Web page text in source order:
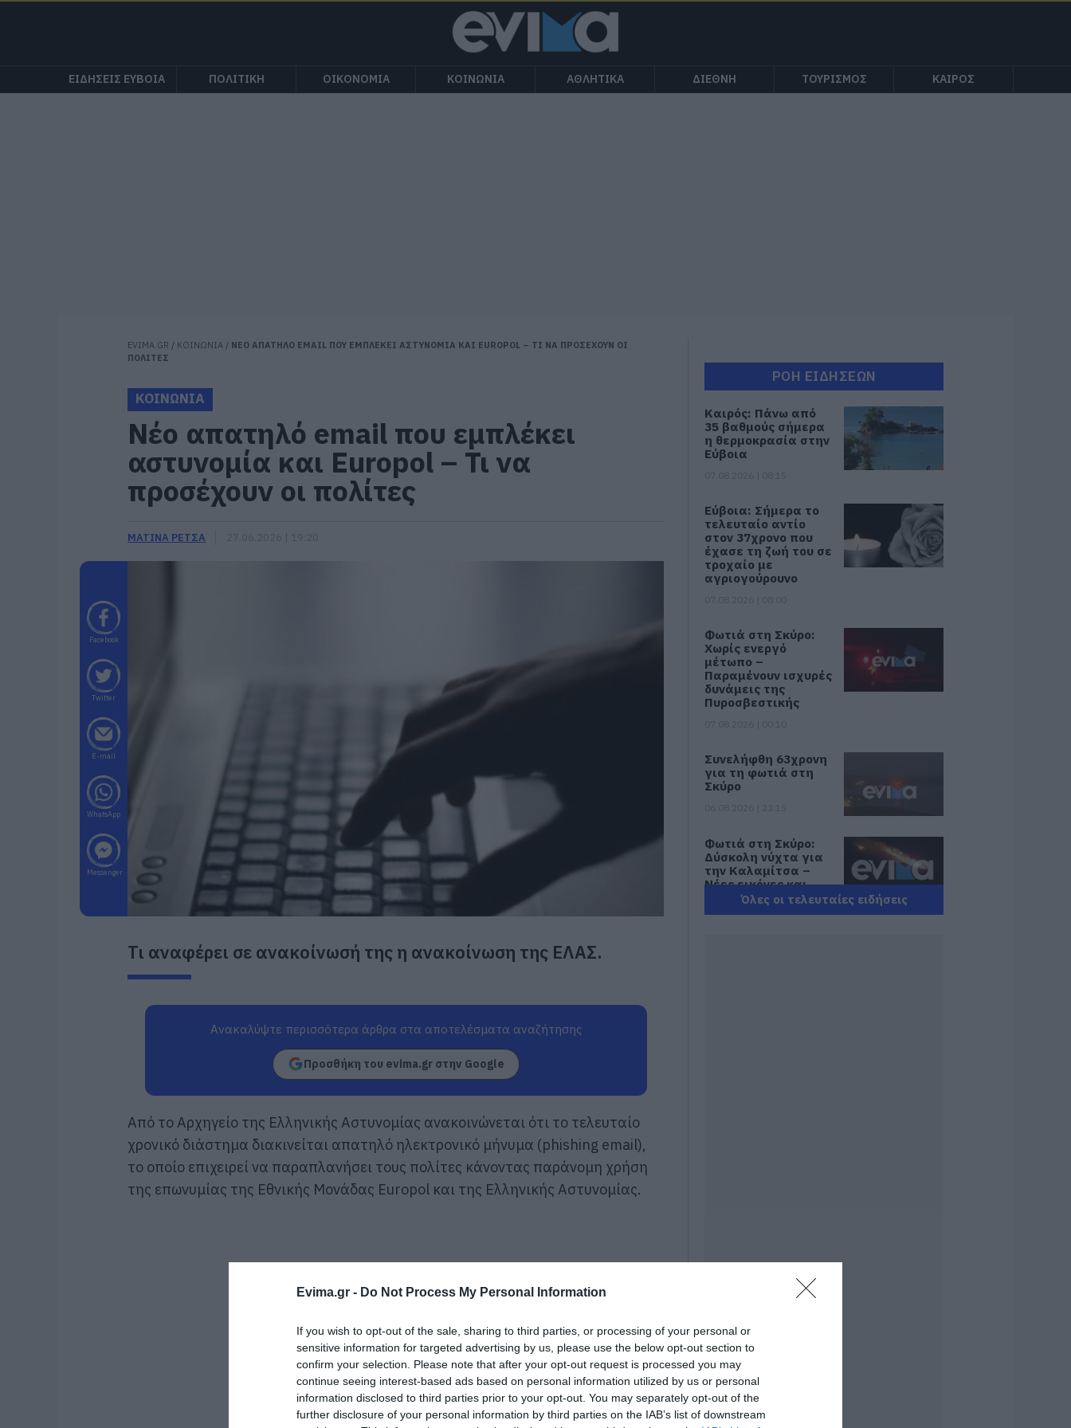
Evima.gr - Do Not Process My Personal Information
If you wish to opt-out of the sale, sharing to third parties, or processing of your personal or
sensitive information for targeted advertising by us, please use the below opt-out section to
confirm your selection. Please note that after your opt-out request is processed you may
continue seeing interest-based ads based on personal information utilized by us or personal
information disclosed to third parties prior to your opt-out. You may separately opt-out of the
further disclosure of your personal information by third parties on the IAB’s list of downstream
ΕΙΔΗΣΕΙΣ ΕΥΒΟΙΑ ΠΟΛΙΤΙΚΗ ΟΙΚΟΝΟΜΙΑ ΚΟΙΝΩΝΙΑ ΑΘΛΗΤΙΚΑ ΔΙΕΘΝΗ ΤΟΥΡΙΣΜΟΣ ΚΑΙΡΟΣ
EVIMA.GR / ΚΟΙΝΩΝΙΑ / ΝΕΟ ΑΠΑΤΗΛΟ EMAIL ΠΟΥ ΕΜΠΛΕΚΕΙ ΑΣΤΥΝΟΜΙΑ ΚΑΙ EUROPOL – ΤΙ ΝΑ ΠΡΟΣΕΧΟΥΝ ΟΙ
ΠΟΛΙΤΕΣ
ΚΟΙΝΩΝΙΑ
Νέο απατηλό email που εμπλέκει
αστυνομία και Europol – Τι να
προσέχουν οι πολίτες
ΜΑΤΙΝΑ ΡΕΤΣΑ
Facebook
Twitter
E-mail
WhatsApp
Messenger
Τι αναφέρει σε ανακοίνωσή της η ανακοίνωση της ΕΛΑΣ.
Ανακαλύψτε περισσότερα άρθρα στα αποτελέσματα αναζήτησης
Προσθήκη του evima.gr στην Google
Από το Αρχηγείο της Ελληνικής Αστυνομίας ανακοινώνεται ότι το τελευταίο
χρονικό διάστημα διακινείται απατηλό ηλεκτρονικό μήνυμα (phishing email),
το οποίο επιχειρεί να παραπλανήσει τους πολίτες κάνοντας παράνομη χρήση
της επωνυμίας της Εθνικής Μονάδας Europol και της Ελληνικής Αστυνομίας.
ΡΟΗ ΕΙΔΗΣΕΩΝ
Καιρός: Πάνω από
35 βαθμούς σήμερα
η θερμοκρασία στην
Εύβοια
Εύβοια: Σήμερα το
τελευταίο αντίο
στον 37χρονο που
έχασε τη ζωή του σε
τροχαίο με
αγριογούρουνο
Φωτιά στη Σκύρο:
Χωρίς ενεργό
μέτωπο –
Παραμένουν ισχυρές
δυνάμεις της
Πυροσβεστικής
Συνελήφθη 63χρονη
για τη φωτιά στη
Σκύρο
Φωτιά στη Σκύρο:
Δύσκολη νύχτα για
την Καλαμίτσα –
Νέες εικόνες και
βίντεο
Νεότερα για τη
Φωτιά στη Σκύρο:
Κινδύνευσε
κτηνοτροφική
μονάδα – Νέο βίντεο
06.08.2026 | 21:00
Όλες οι τελευταίες ειδήσεις